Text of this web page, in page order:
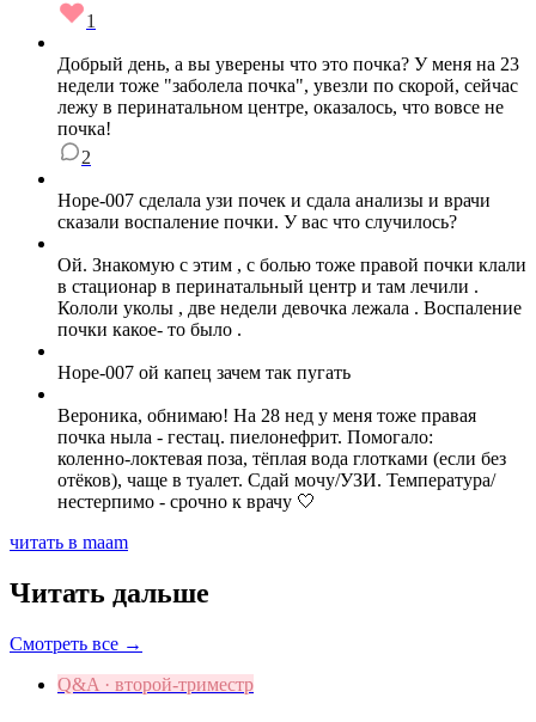
1
Добрый день, а вы уверены что это почка? У меня на 23
недели тоже "заболела почка", увезли по скорой, сейчас
лежу в перинатальном центре, оказалось, что вовсе не
почка!
2
Hope-007 сделала узи почек и сдала анализы и врачи
сказали воспаление почки. У вас что случилось?
Ой. Знакомую с этим , с болью тоже правой почки клали
в стационар в перинатальный центр и там лечили .
Кололи уколы , две недели девочка лежала . Воспаление
почки какое- то было .
Hope-007 ой капец зачем так пугать
Вероника, обнимаю! На 28 нед у меня тоже правая
почка ныла - гестац. пиелонефрит. Помогало:
коленно‑локтевая поза, тёплая вода глотками (если без
отёков), чаще в туалет. Сдай мочу/УЗИ. Температура/
нестерпимо - срочно к врачу 🤍
читать в maam
Читать дальше
Смотреть все →
Q&A · второй-триместр